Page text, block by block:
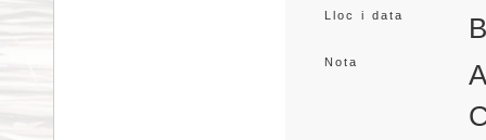
Lloc i data
Nota